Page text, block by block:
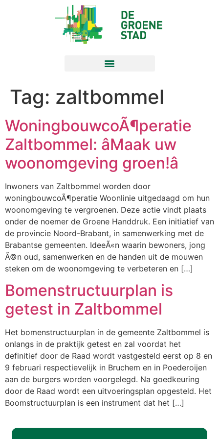
Tag: zaltbommel
WoningbouwcoÃ¶peratie
Zaltbommel: âMaak uw
woonomgeving groen!â
Inwoners van Zaltbommel worden door
woningbouwcoÃ¶peratie Woonlinie uitgedaagd om hun
woonomgeving te vergroenen. Deze actie vindt plaats
onder de noemer de Groene Handdruk. Een initiatief van
de provincie Noord-Brabant, in samenwerking met de
Brabantse gemeenten. IdeeÃ«n waarin bewoners, jong
Ã©n oud, samenwerken en de handen uit de mouwen
steken om de woonomgeving te verbeteren en […]
Bomenstructuurplan is
getest in Zaltbommel
Het bomenstructuurplan in de gemeente Zaltbommel is
onlangs in de praktijk getest en zal voordat het
definitief door de Raad wordt vastgesteld eerst op 8 en
9 februari respectievelijk in Bruchem en in Poederoijen
aan de burgers worden voorgelegd. Na goedkeuring
door de Raad wordt een uitvoeringsplan opgesteld. Het
Boomstructuurplan is een instrument dat het […]